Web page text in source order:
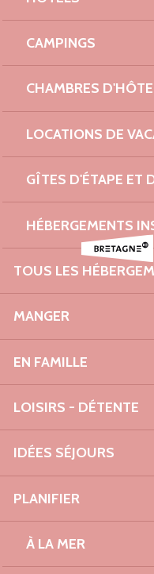
CAMPINGS
CHAMBRES
LOCATIONS DE
GÎTES D'ÉTAPE ET
HÉBERGEMENTS
TOUS LES
MANGER
EN FAMILLE
LOISIRS - DÉTENTE
IDÉES SÉJOURS
PLANIFIER
À LA MER
1MB
vie en musique
!